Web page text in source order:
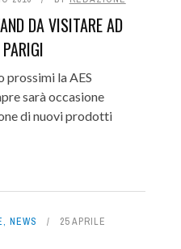
DA VISITARE AD
prossimi la AES
sarà occasione
di nuovi prodotti
, NEWS
25 APRILE